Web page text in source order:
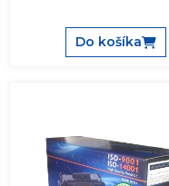
Do košíka